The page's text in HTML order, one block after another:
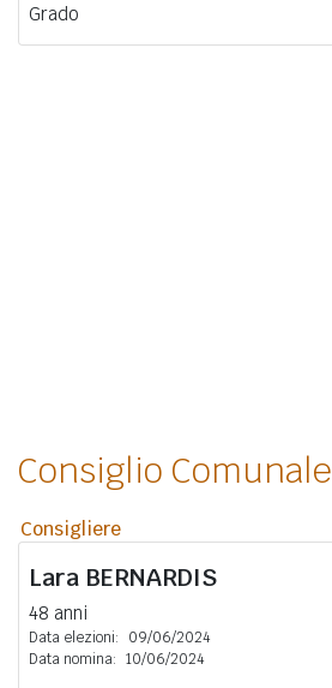
Grado
Consiglio Comunale
Consigliere
Lara BERNARDIS
48 anni
Data elezioni:
09/06/2024
Data nomina: 10/06/2024